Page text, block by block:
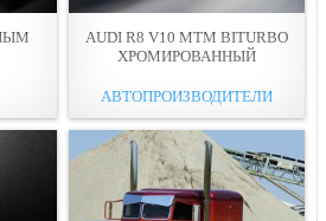
AUDI R8 V10 MTM BITURBO
ХРОМИРОВАННЫЙ
АВТОПРОИЗВОДИТЕЛИ